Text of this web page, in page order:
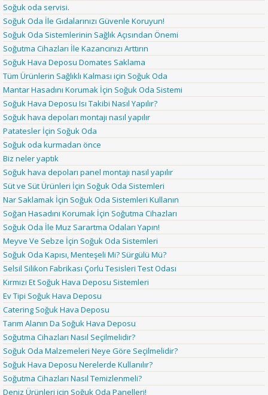
Soğuk oda servisi.
Soğuk Oda İle Gıdalarınızı Güvenle Koruyun!
Soğuk Oda Sistemlerinin Sağlık Açısından Önemi
Soğutma Cihazları İle Kazancınızı Arttırın
Soğuk Hava Deposu Domates Saklama
Tüm Ürünlerin Sağlıklı Kalması için Soğuk Oda
Mantar Hasadını Korumak İçin Soğuk Oda Sistemi
Soğuk Hava Deposu Isı Takibi Nasıl Yapılır?
Soğuk hava depoları montajı nasıl yapılır
Patatesler İçin Soğuk Oda
Soğuk oda kurmadan önce
Biz neler yaptık
Soğuk hava depoları panel montajı nasıl yapılır
Süt ve Süt Ürünleri İçin Soğuk Oda Sistemleri
Nar Saklamak İçin Soğuk Oda Sistemleri Kullanın
Soğan Hasadını Korumak İçin Soğutma Cihazları
Soğuk Oda İle Muz Sarartma Odaları Yapın!
Meyve Ve Sebze İçin Soğuk Oda Sistemleri
Soğuk Oda Kapısı, Menteşeli Mi? Sürgülü Mü?
Selsil Silikon Fabrikası Çorlu Tesisleri Test Odası
Kırmızı Et Soğuk Hava Deposu Sistemleri
Ev Tipi Soğuk Hava Deposu
Catering Soğuk Hava Deposu
Tarım Alanın Da Soğuk Hava Deposu
Soğutma Cihazları Nasıl Seçilmelidir?
Soğuk Oda Malzemeleri Neye Göre Seçilmelidir?
Soğuk Hava Deposu Nerelerde Kullanılır?
Soğutma Cihazları Nasıl Temizlenmeli?
Deniz Ürünleri için Soğuk Oda Panelleri!